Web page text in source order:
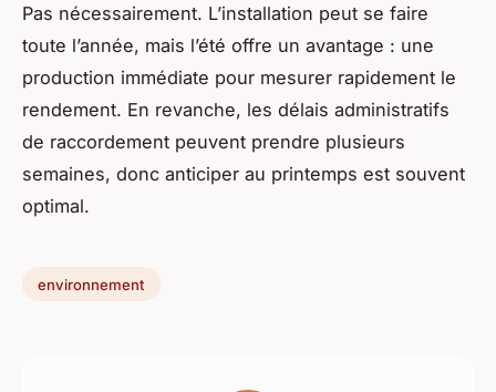
Pas nécessairement. L’installation peut se faire
toute l’année, mais l’été offre un avantage : une
production immédiate pour mesurer rapidement le
rendement. En revanche, les délais administratifs
de raccordement peuvent prendre plusieurs
semaines, donc anticiper au printemps est souvent
optimal.
environnement